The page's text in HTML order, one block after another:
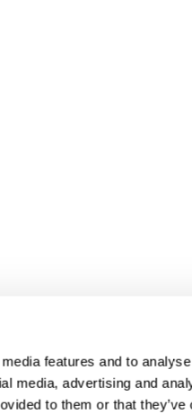
features and to
media, advertising and
to them or that they’ve